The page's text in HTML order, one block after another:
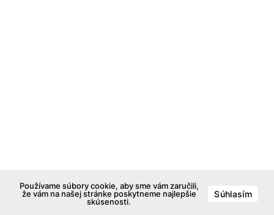
Používame súbory cookie, aby sme vám zaručili,
že vám na našej stránke poskytneme najlepšie
skúsenosti.
Súhlasím